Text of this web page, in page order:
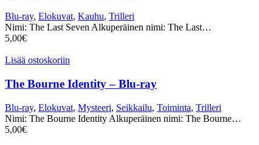
Blu-ray, Elokuvat, Kauhu, Trilleri
Nimi: The Last Seven Alkuperäinen nimi: The Last…
5,00€
Lisää ostoskoriin
The Bourne Identity – Blu-ray
Blu-ray, Elokuvat, Mysteeri, Seikkailu, Toiminta, Trilleri
Nimi: The Bourne Identity Alkuperäinen nimi: The Bourne…
5,00€